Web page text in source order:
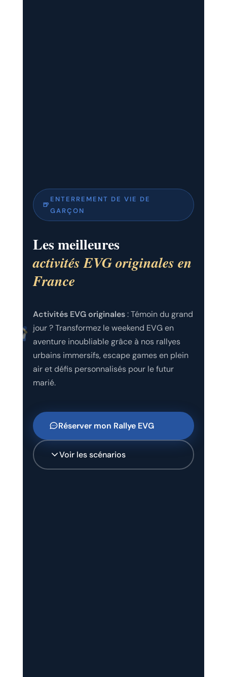
🍺
ENTERREMENT DE VIE DE
GARÇON
Les meilleures
activités EVG originales en
France
Activités EVG originales: Témoin du grand
jour ? Transformez le weekend EVG en
aventure inoubliable grâce à nos rallyes
urbains immersifs, escape games en plein
air et défis personnalisés pour le futur
marié.
Réserver mon Rallye EVG
Voir les scénarios